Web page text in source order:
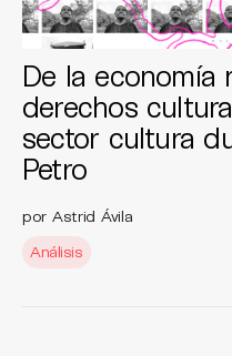
De la economía
derechos
sector cultura
Petro
por Astrid Ávila
Análisis